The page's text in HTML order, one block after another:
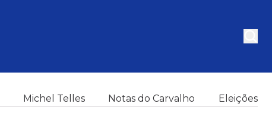
Michel Telles Notas do Carvalho Eleições